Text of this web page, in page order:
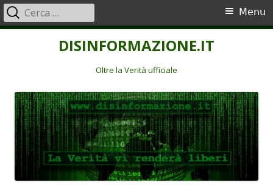
DISINFORMAZIONE.IT
Oltre la Verità ufficiale
Menu
principale
Menu
Ricerca
per: